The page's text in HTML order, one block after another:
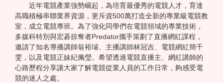
近年電競產業強勢崛起，為培育最優秀的電競人才，育達
高職積極串聯業界資源，更斥資500萬打造全新的專業級電競教
室，成立電競專班。為了強化同學們在電競領域的專業技術，
多媒科特別與宏碁掠奪者Predator攜手策劃了直播網紅課程，
邀請了知名導播講師翁裕璿、主播講師林冠吉、電競網紅簡千
雯，以及電競正妹紀佩瑩。希望透過電競直播主、網紅講師的
心路歷程分享讓大家了解電競從業人員的工作日常，夠感受電
競的迷人之處。